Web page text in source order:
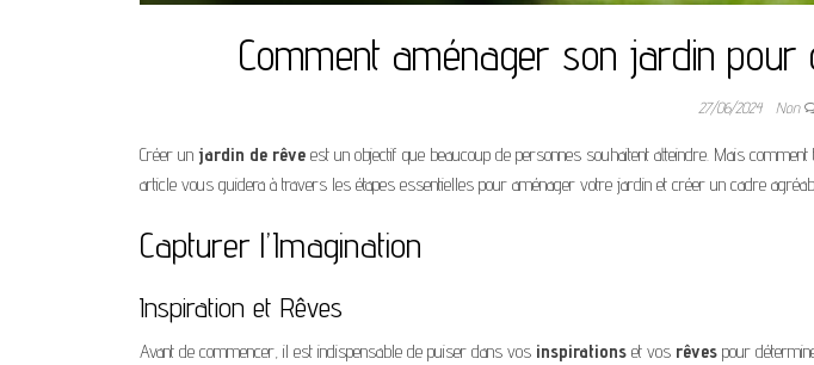
Comment aménager son jardin
27/06/2024 Non
Créer un jardin de rêve est un objectif que beaucoup de personnes souhaitent atteindre. Mais
article vous guidera à travers les étapes essentielles pour aménager votre jardin et créer un cadre
Capturer l’Imagination
Inspiration et Rêves
Avant de commencer, il est indispensable de puiser dans vos inspirations et vos rêves pour